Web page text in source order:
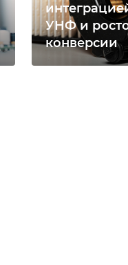
УНФ и
конверсии